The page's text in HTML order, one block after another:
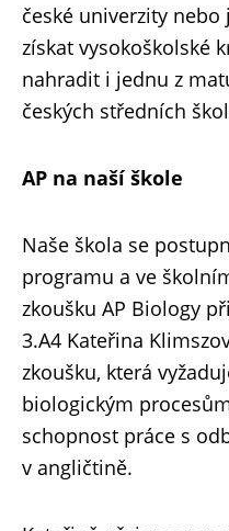
české univerzity
získat vysokoškolské
nahradit i jednu z
českých středních
AP na naší škole
Naše škola se
programu a ve
zkoušku AP Biology
3.A4 Kateřina
zkoušku, která
biologickým
schopnost práce s
v angličtině.